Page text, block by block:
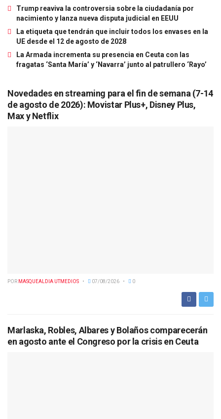
Trump reaviva la controversia sobre la ciudadanía por
nacimiento y lanza nueva disputa judicial en EEUU
La etiqueta que tendrán que incluir todos los envases en la
UE desde el 12 de agosto de 2028
La Armada incrementa su presencia en Ceuta con las
fragatas ‘Santa María’ y ‘Navarra’ junto al patrullero ‘Rayo’
Novedades en streaming para el fin de semana (7-14
de agosto de 2026): Movistar Plus+, Disney Plus,
Max y Netflix
POR MASQUEALDIA UTMEDIOS 07/08/2026 0
Marlaska, Robles, Albares y Bolaños comparecerán
en agosto ante el Congreso por la crisis en Ceuta